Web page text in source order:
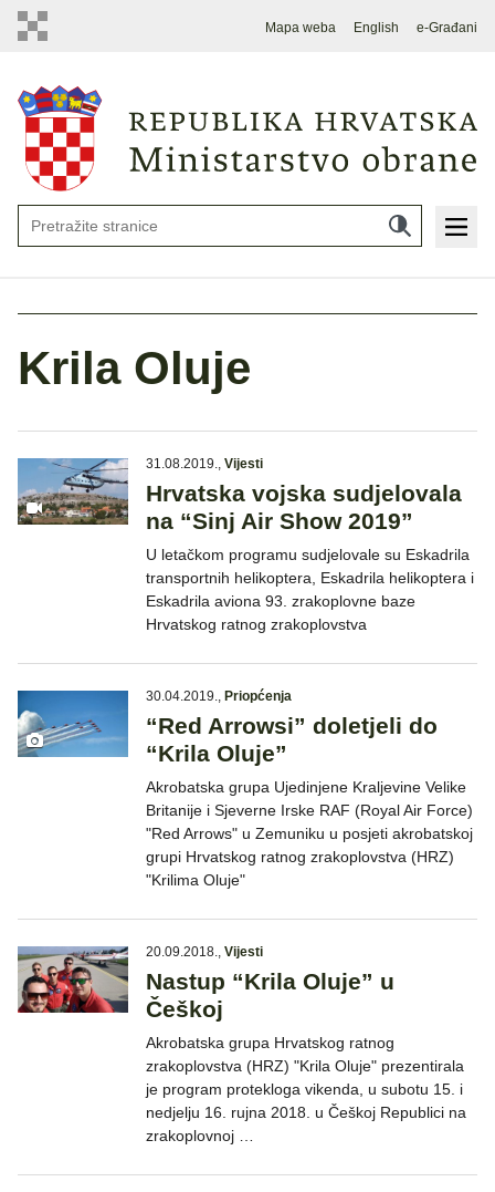
Mapa weba English e-Građani
Krila Oluje
31.08.2019., Vijesti
Hrvatska vojska sudjelovala
na “Sinj Air Show 2019”
U letačkom programu sudjelovale su Eskadrila
transportnih helikoptera, Eskadrila helikoptera i
Eskadrila aviona 93. zrakoplovne baze
Hrvatskog ratnog zrakoplovstva
30.04.2019., Priopćenja
“Red Arrowsi” doletjeli do
“Krila Oluje”
Akrobatska grupa Ujedinjene Kraljevine Velike
Britanije i Sjeverne Irske RAF (Royal Air Force)
"Red Arrows" u Zemuniku u posjeti akrobatskoj
grupi Hrvatskog ratnog zrakoplovstva (HRZ)
"Krilima Oluje"
20.09.2018., Vijesti
Nastup “Krila Oluje” u
Češkoj
Akrobatska grupa Hrvatskog ratnog
zrakoplovstva (HRZ) "Krila Oluje" prezentirala
je program protekloga vikenda, u subotu 15. i
nedjelju 16. rujna 2018. u Češkoj Republici na
zrakoplovnoj …